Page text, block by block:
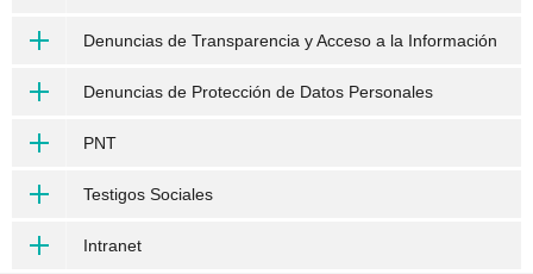
Denuncias de Transparencia y Acceso a la Información
Denuncias de Protección de Datos Personales
PNT
Testigos Sociales
Intranet